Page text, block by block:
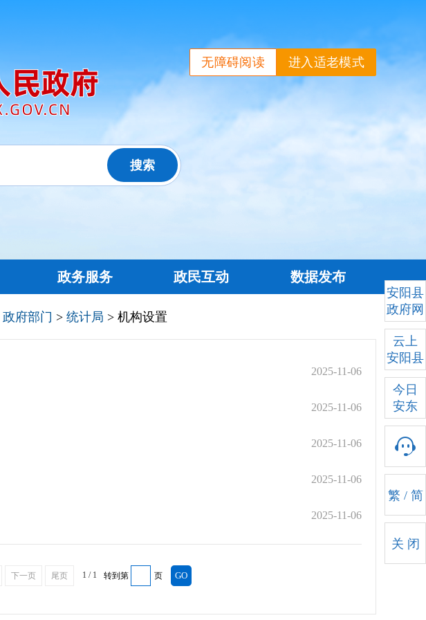
进入适老模式
无障碍阅读
政务服务 政民互动 数据发布
政府部门 > 统计局 > 机构设置
2025-11-06
2025-11-06
2025-11-06
2025-11-06
2025-11-06
下一页 尾页 1 / 1 转到第 页
安阳县
政府网
云上
安阳县
今日
安东
繁 / 简
关 闭